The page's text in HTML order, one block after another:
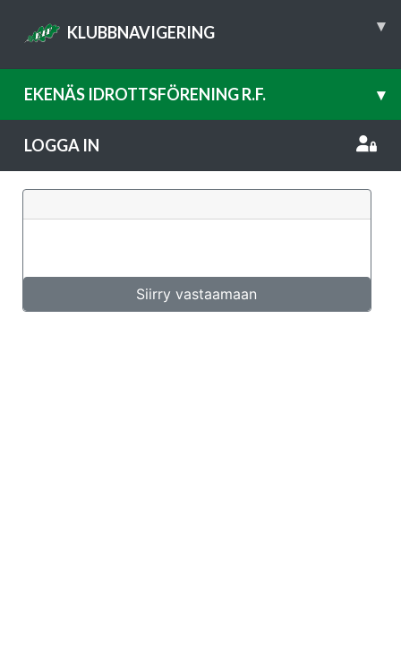
KLUBBNAVIGERING ▾
EKENÄS IDROTTSFÖRENING R.F. ▾
LOGGA IN